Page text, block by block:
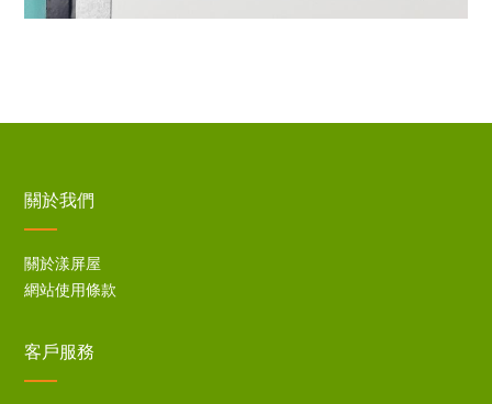
關於我們
關於漾屏屋
網站使用條款
客戶服務